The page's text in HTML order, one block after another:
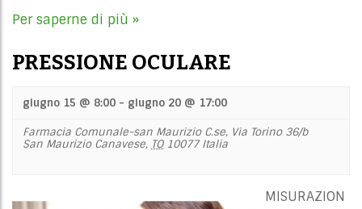
Per saperne di più »
PRESSIONE OCULARE
giugno 15 @ 8:00 - giugno 20 @ 17:00
Farmacia Comunale-san Maurizio C.se, Via Torino 36/b
San Maurizio Canavese, TO 10077 Italia
MISURAZION